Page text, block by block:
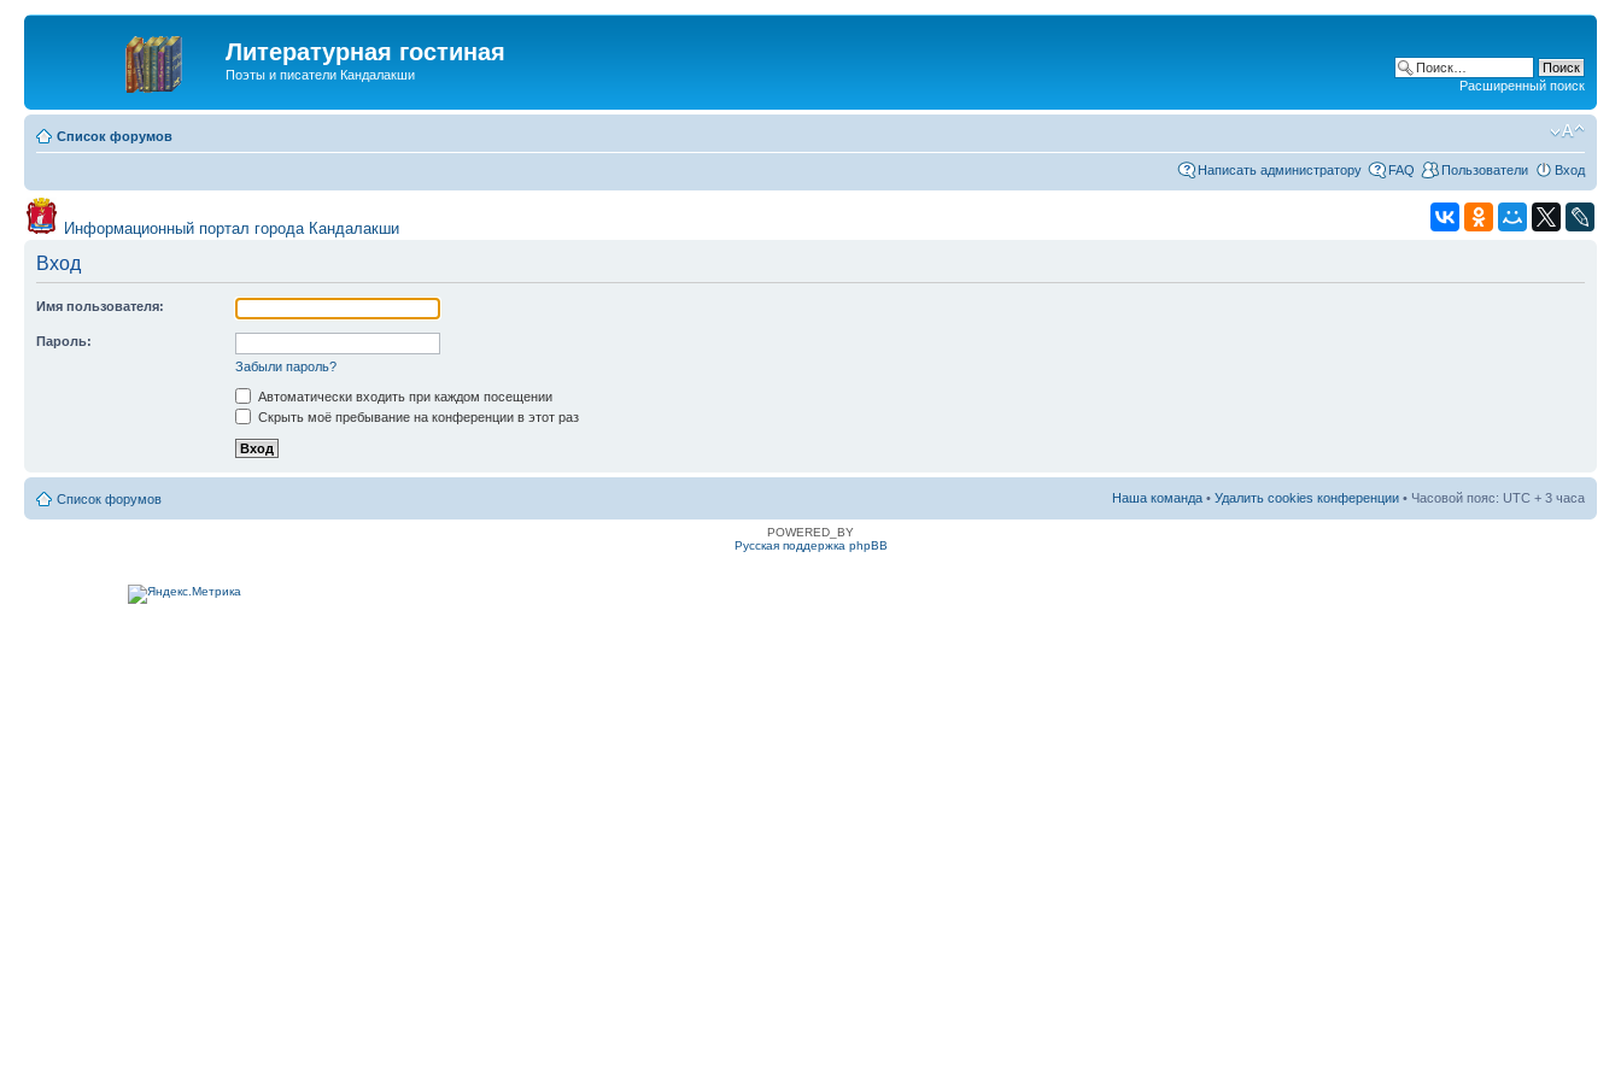
Литературная гостиная
Поэты и писатели Кандалакши
Расширенный поиск
Список форумов
Написать администратору FAQ Пользователи Вход
Информационный портал города Кандалакши
Вход
Имя пользователя:
Пароль:
Забыли пароль?
Автоматически входить при каждом посещении
Скрыть моё пребывание на конференции в этот раз
Список форумов Наша команда • Удалить cookies конференции • Часовой пояс: UTC + 3 часа
POWERED_BY
Русская поддержка phpBB